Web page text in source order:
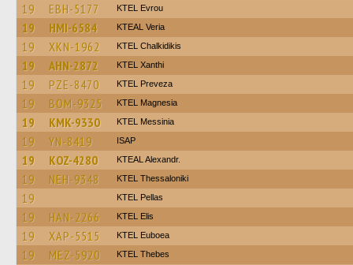
19 EBH-5177 KTEL Evrou
19 HMI-6584 KTEAL Veria
19 XKN-1962 ΚΤΕL Chalkidikis
19 AHN-2872 KTEL Xanthi
19 PZE-8470 KTEL Preveza
19 BOM-9325 ΚΤΕL Magnesia
19 KMK-9330 KTEL Messinia
19 YN-8419 ISAP
19 KOZ-4280 KTEAL Alexandr.
19 NEH-9348 KTEL Thessaloniki
19 KTEL Pellas
19 HAN-2266 KTEL Elis
19 XAP-5515 ΚΤΕL Euboea
19 MEZ-5920 KTEL Thebes